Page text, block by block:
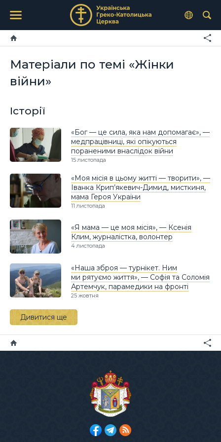
Матеріали по темі «Жінки
війни»
Історії
«Бог — це сила, яка нам допомагає», —
медпрацівниці, які опікуються
пораненими внаслідок війни
15 листопада
«Моя місія в цьому житті — творити», —
Іванка Крип’якевич-Димид, мисткиня,
мама Героя України
11 листопада
«Я мама — це моя місія», — Ксенія
Клим, журналістка, волонтер
4 листопада
«Наша зброя — турнікет. Ним
ми рятуємо життя», — Софія та Соломія
Артемчук, парамедики на фронті
25 жовтня
Дивитися ще